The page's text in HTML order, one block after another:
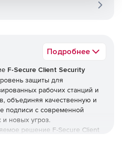
Подробнее
F-Secure Client Security
защиты для
рабочих станций и
объединяя качественную и
подписи с современной
новых угроз.
решение F-Secure Client